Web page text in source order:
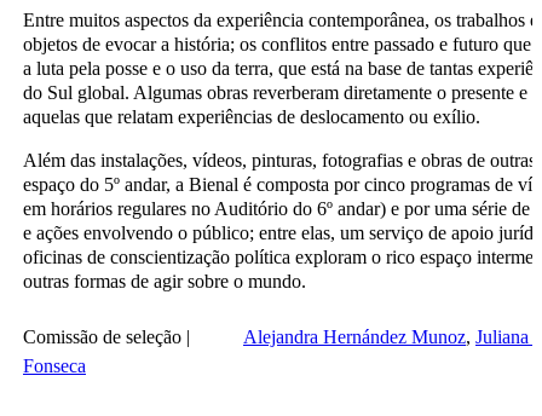
Entre muitos aspectos da experiência contemporânea, os trabalhos
objetos de evocar a história; os conflitos entre passado e futuro que
a luta pela posse e o uso da terra, que está na base de tantas
do Sul global. Algumas obras reverberam diretamente o presente e
aquelas que relatam experiências de deslocamento ou exílio.
Além das instalações, vídeos, pinturas, fotografias e obras de outras
espaço do 5º andar, a Bienal é composta por cinco programas de
em horários regulares no Auditório do 6º andar) e por uma série de
e ações envolvendo o público; entre elas, um serviço de apoio
oficinas de conscientização política exploram o rico espaço
outras formas de agir sobre o mundo.
Comissão de seleção | Alejandra Hernández Munoz Juliana
Fonseca